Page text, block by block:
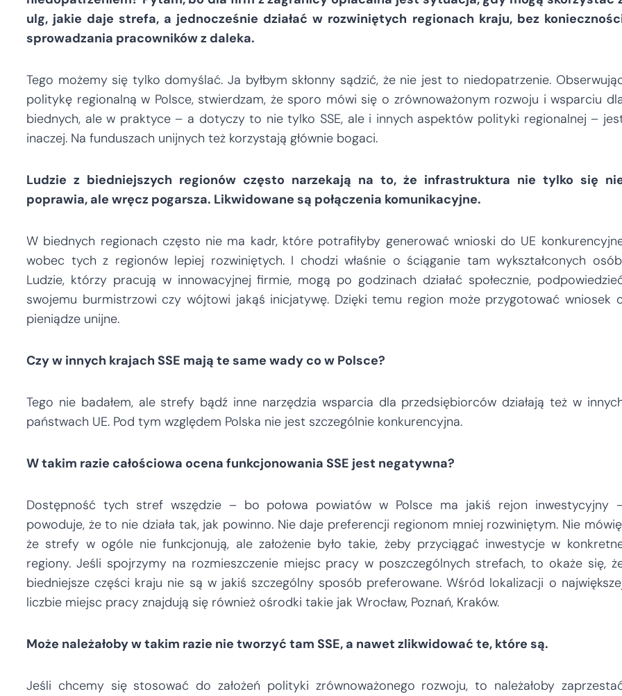
ulg, jakie daje strefa, a jednocześnie działać w rozwiniętych regionach kraju, bez
sprowadzania pracowników z daleka.
Tego możemy się tylko domyślać. Ja byłbym skłonny sądzić, że nie jest to niedopatrzenie.
politykę regionalną w Polsce, stwierdzam, że sporo mówi się o zrównoważonym rozwoju i wsparciu
biednych, ale w praktyce – a dotyczy to nie tylko SSE, ale i innych aspektów polityki regionalnej –
inaczej. Na funduszach unijnych też korzystają głównie bogaci.
Ludzie z biedniejszych regionów często narzekają na to, że infrastruktura nie tylko się
poprawia, ale wręcz pogarsza. Likwidowane są połączenia komunikacyjne.
W biednych regionach często nie ma kadr, które potrafiłyby generować wnioski do UE
wobec tych z regionów lepiej rozwiniętych. I chodzi właśnie o ściąganie tam wykształconych
Ludzie, którzy pracują w innowacyjnej firmie, mogą po godzinach działać społecznie,
swojemu burmistrzowi czy wójtowi jakąś inicjatywę. Dzięki temu region może przygotować wniosek
pieniądze unijne.
Czy w innych krajach SSE mają te same wady co w Polsce?
Tego nie badałem, ale strefy bądź inne narzędzia wsparcia dla przedsiębiorców działają też w
państwach UE. Pod tym względem Polska nie jest szczególnie konkurencyjna.
W takim razie całościowa ocena funkcjonowania SSE jest negatywna?
Dostępność tych stref wszędzie – bo połowa powiatów w Polsce ma jakiś rejon inwestycyjny
powoduje, że to nie działa tak, jak powinno. Nie daje preferencji regionom mniej rozwiniętym. Nie
że strefy w ogóle nie funkcjonują, ale założenie było takie, żeby przyciągać inwestycje w
regiony. Jeśli spojrzymy na rozmieszczenie miejsc pracy w poszczególnych strefach, to okaże się,
biedniejsze części kraju nie są w jakiś szczególny sposób preferowane. Wśród lokalizacji o
liczbie miejsc pracy znajdują się również ośrodki takie jak Wrocław, Poznań, Kraków.
Może należałoby w takim razie nie tworzyć tam SSE, a nawet zlikwidować te, które są.
Jeśli chcemy się stosować do założeń polityki zrównoważonego rozwoju, to należałoby